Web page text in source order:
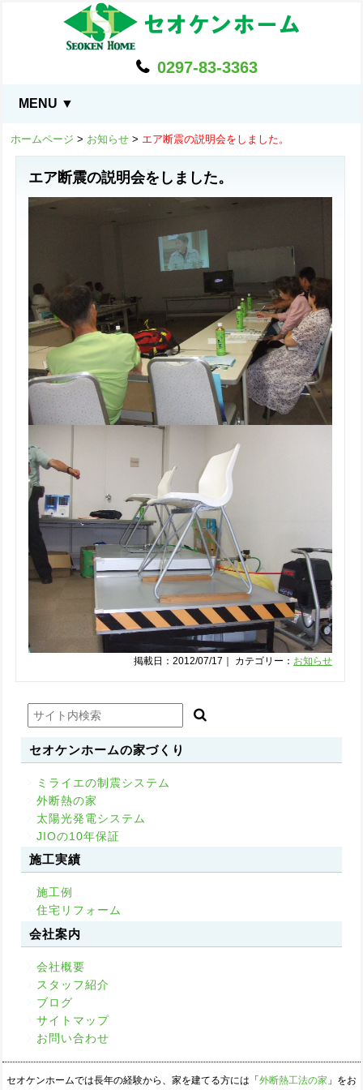
0297-83-3363
MENU ▼
ホームページ > お知らせ > エア断震の説明会をしました。
エア断震の説明会をしました。
掲載日：2012/07/17｜ カテゴリー： お知らせ
セオケンホームの家づくり
ミライエの制震システム
外断熱の家
太陽光発電システム
JIOの10年保証
施工実績
施工例
住宅リフォーム
会社案内
会社概要
スタッフ紹介
ブログ
サイトマップ
お問い合わせ
セオケンホームでは長年の経験から、家を建てる方には「 外断熱工法の家 」をお